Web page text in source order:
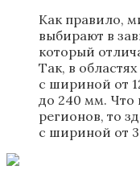
Как правило,
выбирают в
который
Так, в
с шириной от
до 240 мм. Что
регионов, то
с шириной от